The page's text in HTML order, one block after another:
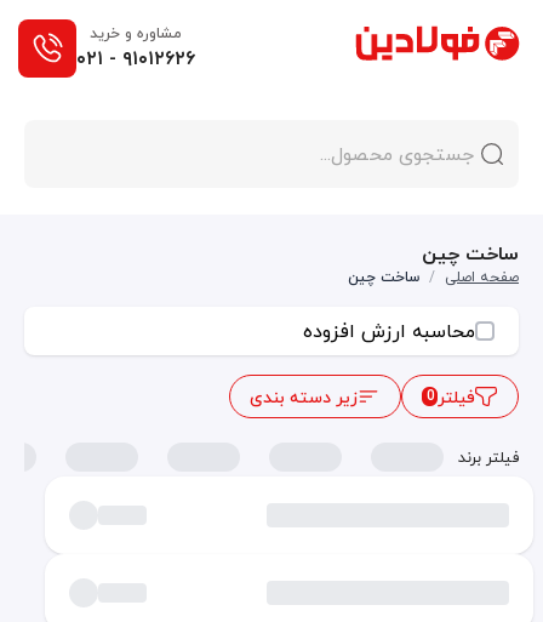
مشاوره و خرید
۰۲۱ - ۹۱۰۱۲۶۲۶
ساخت چین
صفحه اصلی / ساخت چین
محاسبه ارزش افزوده
فیلتر0 زیر دسته بندی
فیلتر برند